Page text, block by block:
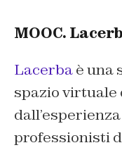
MOOC.
Lacerbaè una
spazio virtuale
professionisti